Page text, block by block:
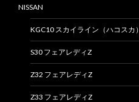
NISSAN
KGC10 スカイライン（ハコスカ）
S30 フェアレディZ
Z32 フェアレディZ
Z33 フェアレディZ